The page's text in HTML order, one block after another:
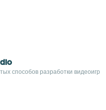
способов разработки видеоигр